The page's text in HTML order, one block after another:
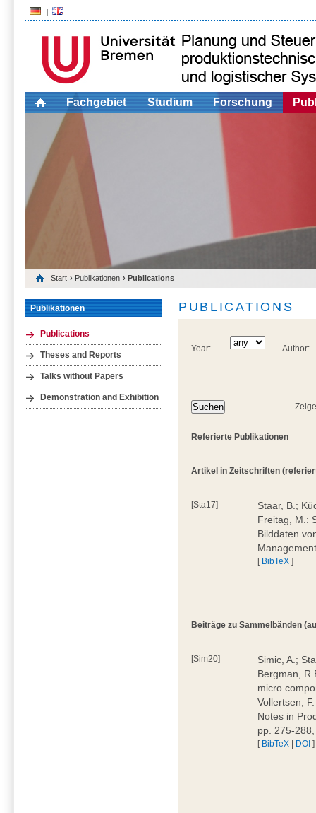
Fachgebiet Studium Forschung
Start › Publikationen › Publications
Publikationen
Publications
Theses and Reports
Talks without Papers
Demonstration and Exhibition
PUBLICATIONS
Year: Author:
Referierte Publikationen
Artikel in Zeitschriften
[Sta17]
Staar, B.;
Freitag, M.:
Bilddaten
[ BibTeX ]
Beiträge zu Sammelbänden
[Sim20]
Simic, A.;
Bergman,
micro
Vollertsen,
Notes in
pp. 275-
[ BibTeX | DOI ]